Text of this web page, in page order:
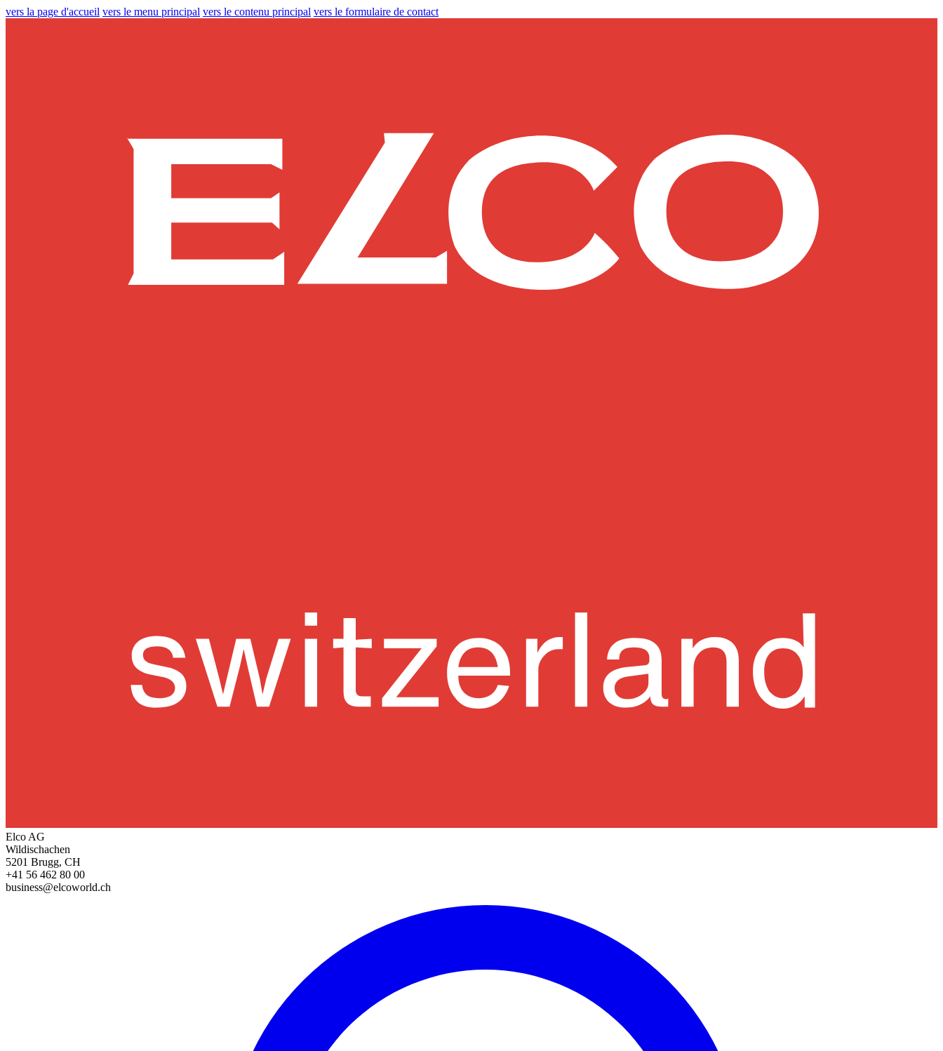
vers la page d'accueil vers le menu principal vers le contenu principal vers le formulaire de contact
Elco AG
Wildischachen
5201 Brugg, CH
+41 56 462 80 00
business@elcoworld.ch